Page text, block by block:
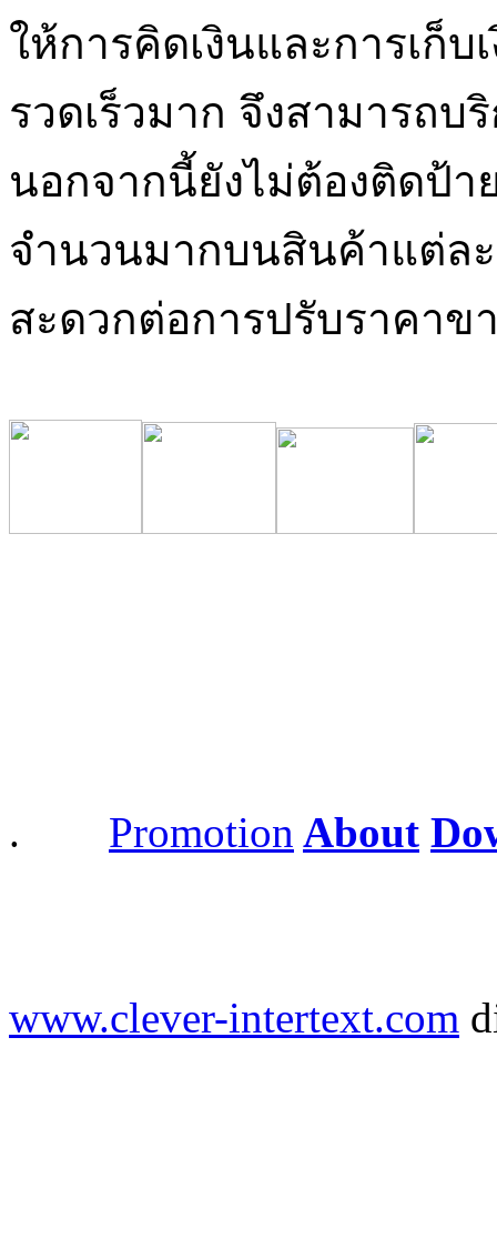
ให้การคิดเงินและการเก็
รวดเร็วมาก จึงสามารถบ
นอกจากนี้ยังไม่ต้องติดป้
จำนวนมากบนสินค้าแต่ล
สะดวกต่อการปรับราคาข
. Promotion About
www.clever-intertext.com